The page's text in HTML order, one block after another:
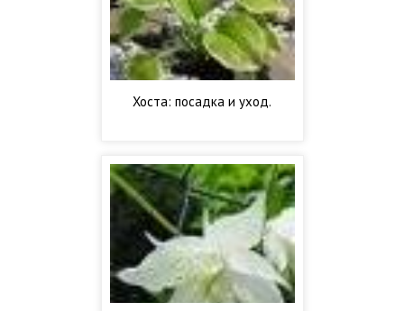
Хоста: посадка и уход.